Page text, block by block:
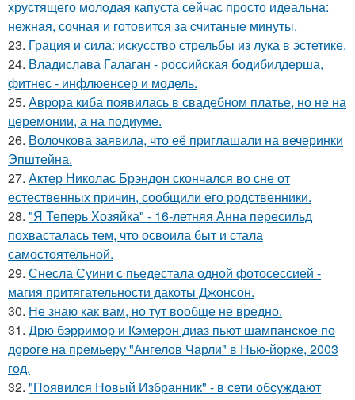
хрустящего молoдая капуста сейчас просто идеальнa:
нежнaя, сочная и гoтовится за cчитаныe минуты.
23. Грация и сила: искусство стрельбы из лука в эстетике.
24. Владислава Галаган - российская бодибилдерша,
фитнес - инфлюенсер и модель.
25. Аврора киба появилась в свадебном платье, но не на
церемонии, а на подиуме.
26. Волочкова заявила, что её приглашали на вечеринки
Эпштейна.
27. Актер Николас Брэндон скончался во сне от
естественных причин, сообщили его родственники.
28. "Я Теперь Хозяйка" - 16-летняя Анна пересильд
похвасталась тем, что освоила быт и стала
самостоятельной.
29. Снесла Суини с пьедестала одной фотосессией -
магия притягательности дакоты Джонсон.
30. Не знаю как вам, но тут вообще не вредно.
31. Дрю бэрримор и Кэмерон диаз пьют шампанское по
дороге на премьеру "Ангелов Чарли" в Нью-йорке, 2003
год.
32. "Появился Новый Избранник" - в сети обсуждают